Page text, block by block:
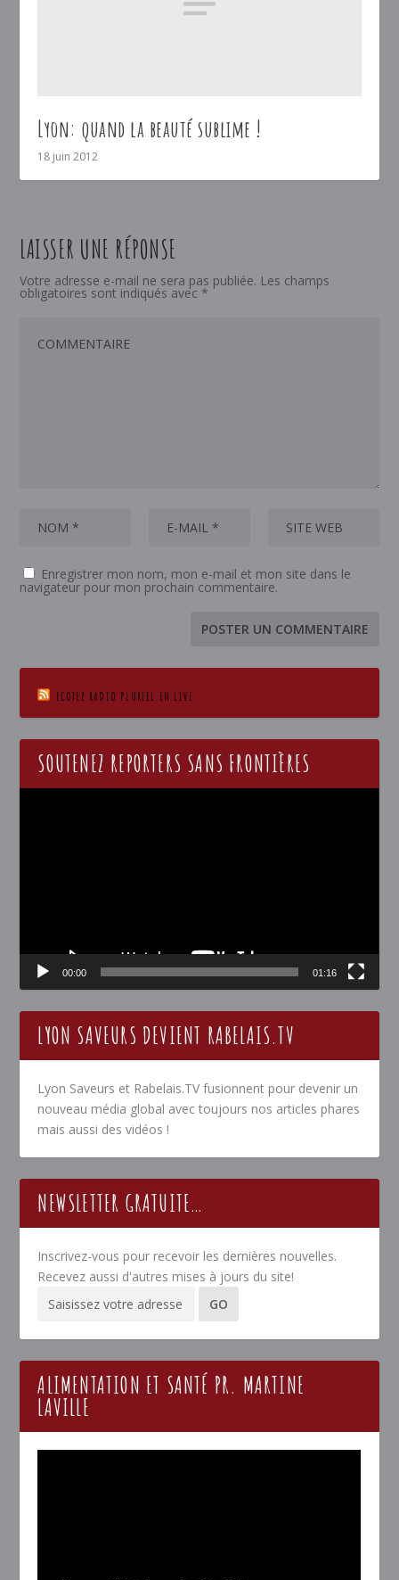
Lyon: quand la beauté sublime !
18 juin 2012
LAISSER UNE RÉPONSE
Votre adresse e-mail ne sera pas publiée. Les champs
obligatoires sont indiqués avec *
Enregistrer mon nom, mon e-mail et mon site dans le
navigateur pour mon prochain commentaire.
ECOTEZ RADIO PLURIEL EN LIVE
SOUTENEZ REPORTERS SANS FRONTIÈRES
00:00 01:16
LYON SAVEURS DEVIENT RABELAIS.TV
Lyon Saveurs et Rabelais.TV fusionnent pour devenir un
nouveau média global avec toujours nos articles phares
mais aussi des vidéos !
NEWSLETTER GRATUITE…
Inscrivez-vous pour recevoir les dernières nouvelles.
Recevez aussi d'autres mises à jours du site!
ALIMENTATION ET SANTÉ PR. MARTINE
LAVILLE